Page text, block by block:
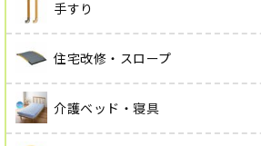
手すり
住宅改修・スロープ
介護ベッド・寝具